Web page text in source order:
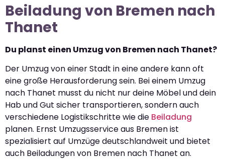
Beiladung von Bremen nach
Thanet
Du planst einen Umzug von Bremen nach Thanet?
Der Umzug von einer Stadt in eine andere kann oft
eine große Herausforderung sein. Bei einem Umzug
nach Thanet musst du nicht nur deine Möbel und dein
Hab und Gut sicher transportieren, sondern auch
verschiedene Logistikschritte wie die Beiladung
planen. Ernst Umzugsservice aus Bremen ist
spezialisiert auf Umzüge deutschlandweit und bietet
auch Beiladungen von Bremen nach Thanet an.